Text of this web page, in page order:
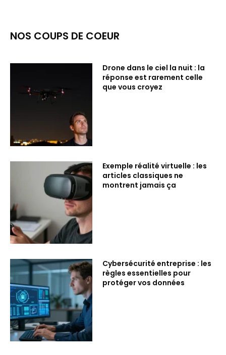
NOS COUPS DE COEUR
Drone dans le ciel la nuit : la
réponse est rarement celle
que vous croyez
Exemple réalité virtuelle : les
articles classiques ne
montrent jamais ça
Cybersécurité entreprise : les
règles essentielles pour
protéger vos données